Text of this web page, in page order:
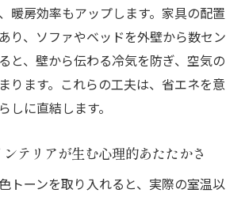
暖房効率もアップします。家具の配置
り、ソファやベッドを外壁から数セン
と、壁から伝わる冷気を防ぎ、空気の
ります。これらの工夫は、省エネを意
しに直結します。
テリアが生む心理的あたたかさ
トーンを取り入れると、実際の室温以